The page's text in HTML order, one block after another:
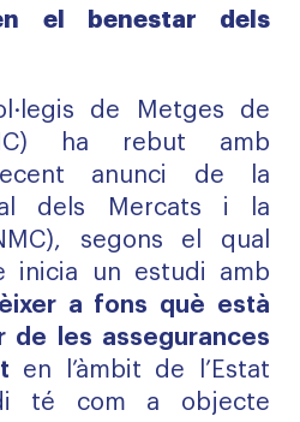
el benestar dels
de Metges de
ha rebut amb
anunci de la
dels Mercats i la
segons el qual
inicia un estudi amb
a fons què està
de les assegurances
en l’àmbit de l’Estat
té com a objecte